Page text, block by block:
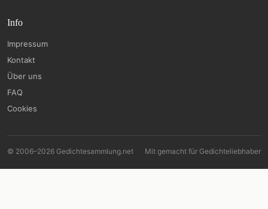
Info
Impressum
Kontakt
Über uns
FAQ
Cookies
© 2006–2026 Gedichtesammlung.net Mit gemacht für Gedichteliebhaber